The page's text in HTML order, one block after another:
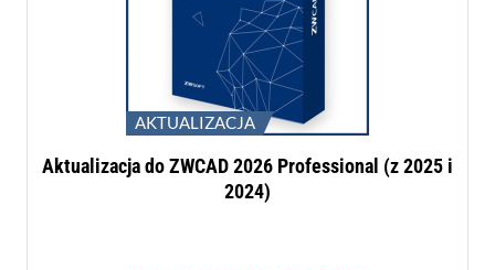
AKTUALIZACJA
Aktualizacja do ZWCAD 2026 Professional (z 2025 i
2024)